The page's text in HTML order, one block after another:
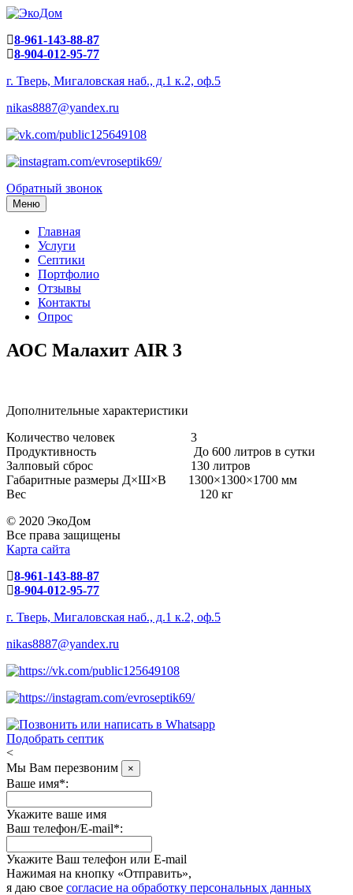
8-961-143-88-87
8-904-012-95-77
г. Тверь, Мигаловская наб., д.1 к.2, оф.5
nikas8887@yandex.ru
Обратный звонок
Меню
Главная
Услуги
Септики
Портфолио
Отзывы
Контакты
Опрос
АОС Малахит AIR 3
Дополнительные характеристики
Количество человек 3
Продуктивность До 600 литров в сутки
Залповый сброс 130 литров
Габаритные размеры Д×Ш×В 1300×1300×1700 мм
Вес 120 кг
© 2020 ЭкоДом
Все права защищены
Карта сайта
8-961-143-88-87
8-904-012-95-77
г. Тверь, Мигаловская наб., д.1 к.2, оф.5
nikas8887@yandex.ru
Подобрать септик
<
Мы Вам перезвоним
×
Ваше имя*:
Укажите ваше имя
Ваш телефон/E-mail*:
Укажите Ваш телефон или E-mail
Нажимая на кнопку «Отправить»,
я даю свое согласие на обработку персональных данных